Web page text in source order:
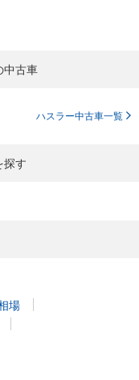
中古車
ハスラー中古車一覧
探す
場